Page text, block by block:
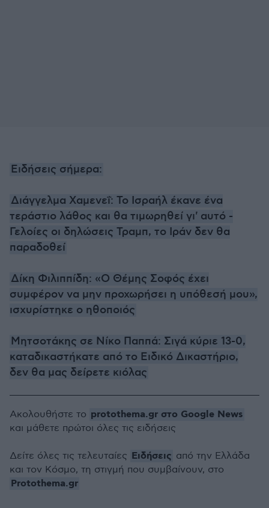
Ειδήσεις σήμερα:
Διάγγελμα Χαμενεΐ: Το Ισραήλ έκανε ένα
τεράστιο λάθος και θα τιμωρηθεί γι' αυτό -
Γελοίες οι δηλώσεις Τραμπ, το Ιράν δεν θα
παραδοθεί
Δίκη Φιλιππίδη: «Ο Θέμης Σοφός έχει
συμφέρον να μην προχωρήσει η υπόθεσή μου»,
ισχυρίστηκε ο ηθοποιός
Μητσοτάκης σε Νίκο Παππά: Σιγά κύριε 13-0,
καταδικαστήκατε από το Ειδικό Δικαστήριο,
δεν θα μας δείρετε κιόλας
Ακολουθήστε το protothema.gr στο Google News
και μάθετε πρώτοι όλες τις ειδήσεις
Δείτε όλες τις τελευταίες Ειδήσεις από την Ελλάδα
και τον Κόσμο, τη στιγμή που συμβαίνουν, στο
Protothema.gr